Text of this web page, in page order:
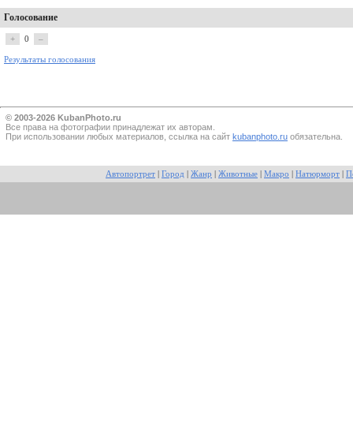
Голосование
+ 0 –
Результаты голосования
© 2003-2026 KubanPhoto.ru
Все прaва на фотографии принадлежат их авторам.
При использовании любых материалов, ссылка на сайт kubanphoto.ru обязательна.
Автопортрет Город Жанр Животные Макро Натюрморт